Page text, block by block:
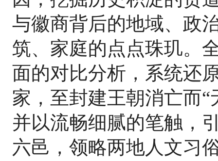
与徽商背后的地域、政
筑、家庭的点点珠玑。
面的对比分析，系统还
家，至封建王朝消亡而
并以流畅细腻的笔触，
六邑，领略两地人文习